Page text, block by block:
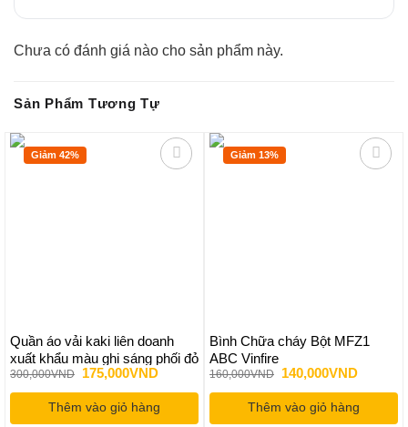
Chưa có đánh giá nào cho sản phẩm này.
Sản Phẩm Tương Tự
Giảm 42%
Quần áo vải kaki liên doanh
xuất khẩu màu ghi sáng phối đỏ
300,000VND
Giá
là:
300,000VND.
175,000VNDGiá
tại
là:
175,000VND.
Thêm vào giỏ hàng
Giảm 13%
Bình Chữa cháy Bột MFZ1
ABC Vinfire
160,000VND
Giá
là:
160,000VND.
140,000VNDGiá
tại
là:
Thêm vào giỏ hàng